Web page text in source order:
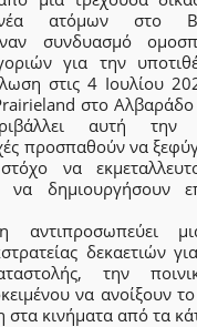
ατόμων στο
συνδυασμό
για την
στις 4 Ιουλίου
στο Αλβαράδο
αυτή την
προσπαθούν να
να
να δημιουργήσουν
δεκαετιών
την
να ανοίξουν
στα κινήματα από τα